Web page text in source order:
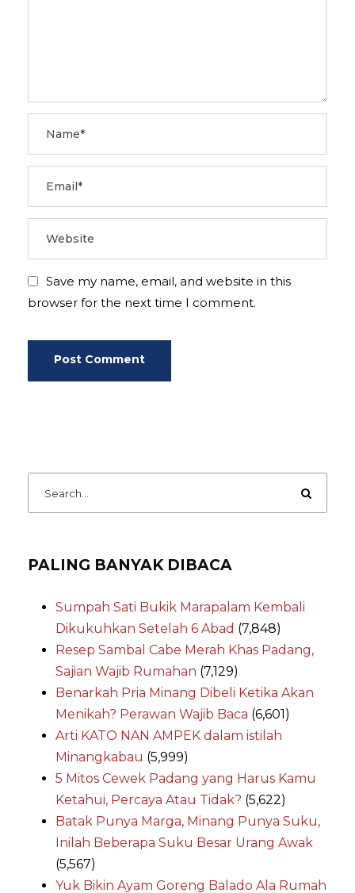
Save my name, email, and website in this
browser for the next time I comment.
PALING BANYAK DIBACA
Sumpah Sati Bukik Marapalam Kembali
Dikukuhkan Setelah 6 Abad (7,848)
Resep Sambal Cabe Merah Khas Padang,
Sajian Wajib Rumahan (7,129)
Benarkah Pria Minang Dibeli Ketika Akan
Menikah? Perawan Wajib Baca (6,601)
Arti KATO NAN AMPEK dalam istilah
Minangkabau (5,999)
5 Mitos Cewek Padang yang Harus Kamu
Ketahui, Percaya Atau Tidak? (5,622)
Batak Punya Marga, Minang Punya Suku,
Inilah Beberapa Suku Besar Urang Awak
(5,567)
Yuk Bikin Ayam Goreng Balado Ala Rumah